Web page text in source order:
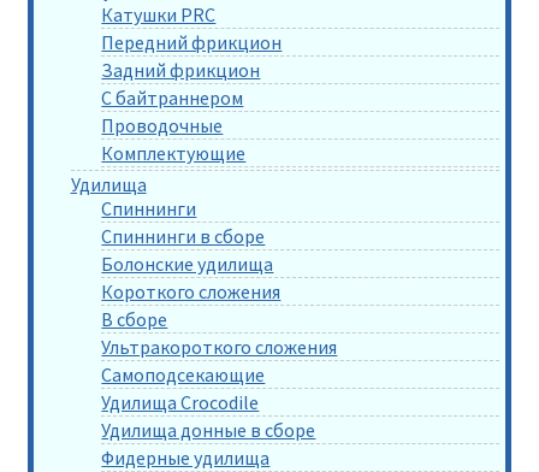
Катушки PRC
Передний фрикцион
Задний фрикцион
С байтраннером
Проводочные
Комплектующие
Удилища
Спиннинги
Спиннинги в сборе
Болонские удилища
Короткого сложения
В сборе
Ультракороткого сложения
Самоподсекающие
Удилища Crocodile
Удилища донные в сборе
Фидерные удилища